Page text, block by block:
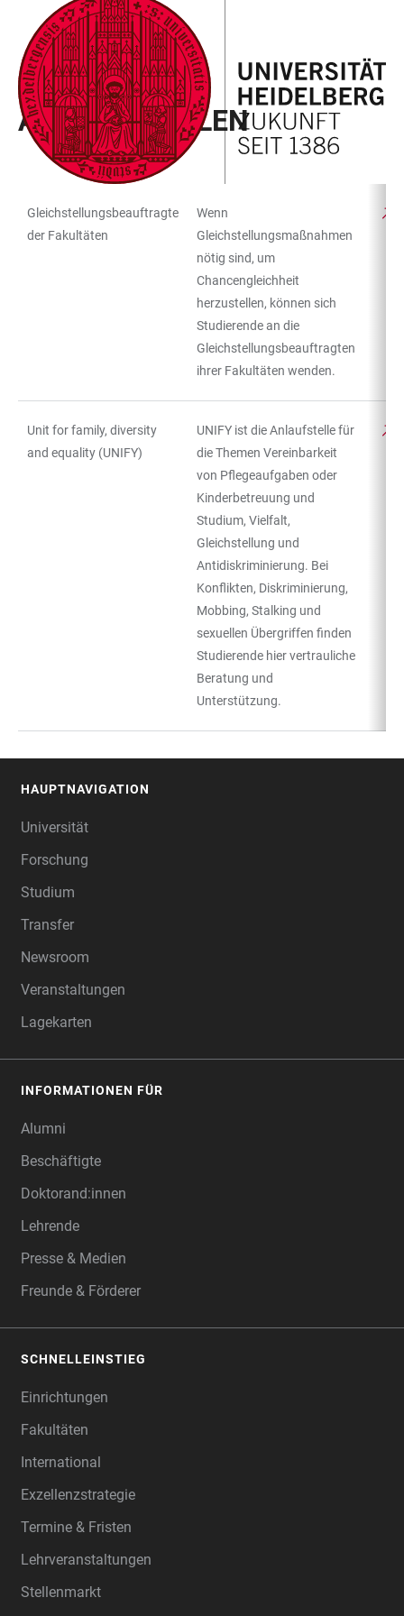
LINKS
ZUR
BARRIEREFREIHEIT
ZUM
HAUPTINHALT
HAUPTNAVIGATION
ÖFFNEN
WEBSEITENSUCHE
ÖFFNEN
CAMPUS KOMPASS
ANLAUFSTELLEN
TABELLENFILTER
TABELLE
Gleichstellungsbeauftragte
der Fakultäten
Wenn
Gleichstellungsmaßnahmen
nötig sind, um
Chancengleichheit
herzustellen, können sich
Studierende an die
Gleichstellungsbeauftragten
ihrer Fakultäten wenden.
Unit for family, diversity
and equality (UNIFY)
UNIFY ist die Anlaufstelle für
die Themen Vereinbarkeit
von Pflegeaufgaben oder
Kinderbetreuung und
Studium, Vielfalt,
Gleichstellung und
Antidiskriminierung. Bei
Konflikten, Diskriminierung,
Mobbing, Stalking und
sexuellen Übergriffen finden
Studierende hier vertrauliche
Beratung und
Unterstützung.
HAUPTNAVIGATION
Universität
Forschung
Studium
Transfer
Newsroom
Veranstaltungen
Lagekarten
INFORMATIONEN FÜR
Alumni
Beschäftigte
Doktorand:innen
Lehrende
Presse & Medien
Freunde & Förderer
SCHNELLEINSTIEG
Einrichtungen
Fakultäten
International
Exzellenzstrategie
Termine & Fristen
Lehrveranstaltungen
Stellenmarkt